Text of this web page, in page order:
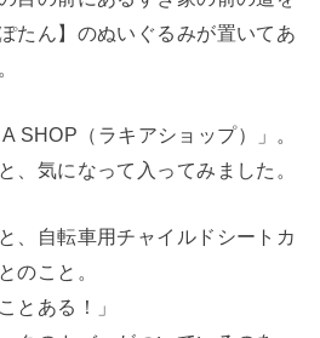
たん】のぬいぐるみが置いてあ
SHOP（ラキアショップ）」。
、気になって入ってみました。
、自転車用チャイルドシートカ
のこと。
とある！」